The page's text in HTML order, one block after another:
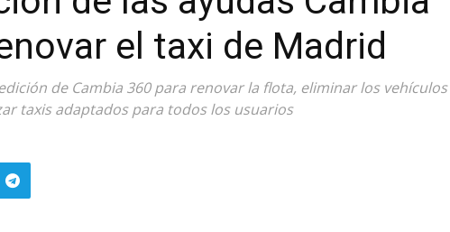
el taxi de Madrid
de Cambia 360 para renovar la flota, eliminar los vehículos
taxis adaptados para todos los usuarios